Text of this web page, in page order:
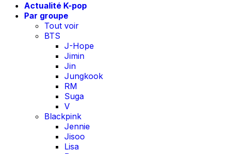
Actualité K-pop
Par groupe
Tout voir
BTS
J-Hope
Jimin
Jin
Jungkook
RM
Suga
V
Blackpink
Jennie
Jisoo
Lisa